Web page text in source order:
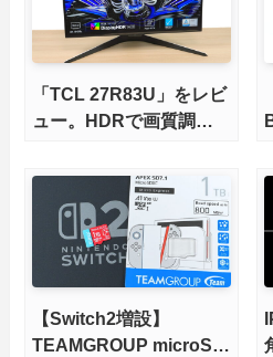
「TCL 27R83U」をレビ
ュー。HDRで画質調整
輝度も発揮！
【Switch2増設】
TEAMGROUP microSD